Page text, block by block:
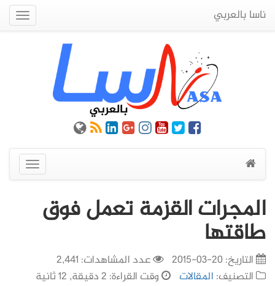
ناسا بالعربي
عرض
القائمة
المجرات القزمة تعمل فوق
طاقتها
التاريخ:20-03-2015
عدد المشاهدات: 2,441
التصنيف: المقالات وقت القراءة: 2 دقيقة, 12 ثانية